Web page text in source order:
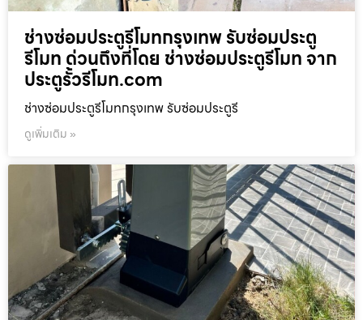
ช่างซ่อมประตูรีโมทกรุงเทพ รับซ่อมประตู
รีโมท ด่วนถึงที่โดย ช่างซ่อมประตูรีโมท จาก
ประตูรั้วรีโมท.com
ช่างซ่อมประตูรีโมทกรุงเทพ รับซ่อมประตูรี
ดูเพิ่มเติม »